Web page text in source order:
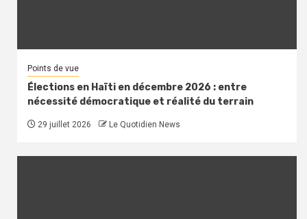
Points de vue
Élections en Haïti en décembre 2026 : entre
nécessité démocratique et réalité du terrain
29 juillet 2026 Le Quotidien News